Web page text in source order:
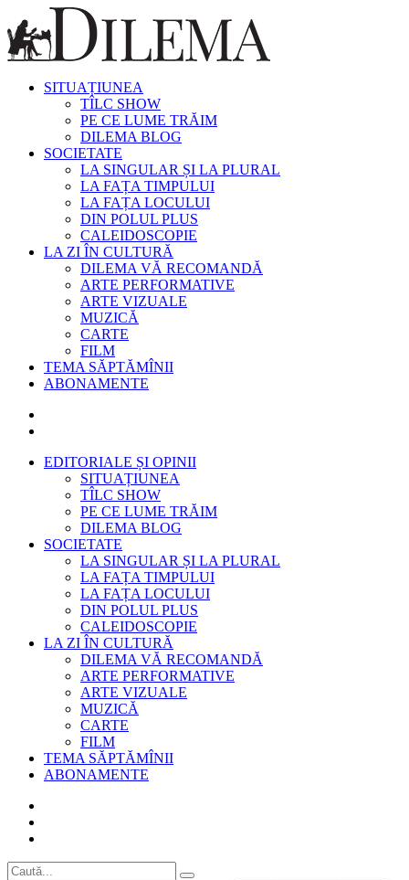
SITUAȚIUNEA
TÎLC SHOW
PE CE LUME TRĂIM
DILEMA BLOG
SOCIETATE
LA SINGULAR ȘI LA PLURAL
LA FAȚA TIMPULUI
LA FAȚA LOCULUI
DIN POLUL PLUS
CALEIDOSCOPIE
LA ZI ÎN CULTURĂ
DILEMA VĂ RECOMANDĂ
ARTE PERFORMATIVE
ARTE VIZUALE
MUZICĂ
CARTE
FILM
TEMA SĂPTĂMÎNII
ABONAMENTE
EDITORIALE ȘI OPINII
SITUAȚIUNEA
TÎLC SHOW
PE CE LUME TRĂIM
DILEMA BLOG
SOCIETATE
LA SINGULAR ȘI LA PLURAL
LA FAȚA TIMPULUI
LA FAȚA LOCULUI
DIN POLUL PLUS
CALEIDOSCOPIE
LA ZI ÎN CULTURĂ
DILEMA VĂ RECOMANDĂ
ARTE PERFORMATIVE
ARTE VIZUALE
MUZICĂ
CARTE
FILM
TEMA SĂPTĂMÎNII
ABONAMENTE